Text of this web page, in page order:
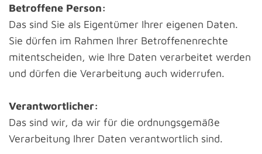
Betroffene Person:
Das sind Sie als Eigentümer Ihrer eigenen Daten.
Sie dürfen im Rahmen Ihrer Betroffenenrechte
mitentscheiden, wie Ihre Daten verarbeitet werden
und dürfen die Verarbeitung auch widerrufen.
Verantwortlicher:
Das sind wir, da wir für die ordnungsgemäße
Verarbeitung Ihrer Daten verantwortlich sind.